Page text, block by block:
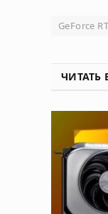
GeForce
ЧИТАТЬ